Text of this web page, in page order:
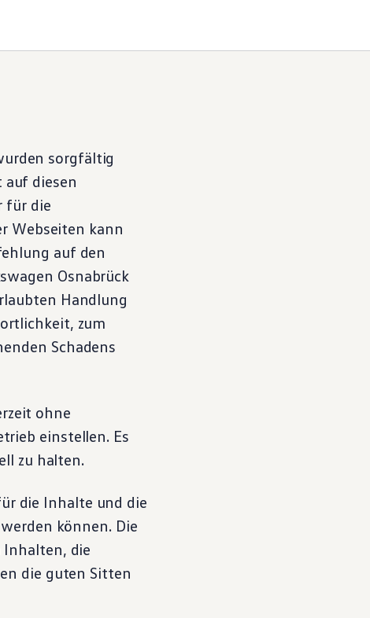
sorgfältig
auf diesen
für die
Webseiten kann
auf den
Osnabrück
Handlung
zum
Schadens
ohne
einstellen. Es
zu halten.
die Inhalte und die
können. Die
Inhalten, die
die guten Sitten